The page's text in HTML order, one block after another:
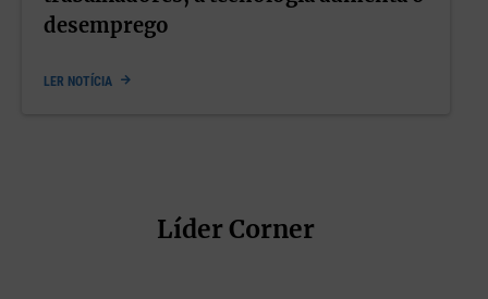
desemprego
LER NOTÍCIA
Líder Corner